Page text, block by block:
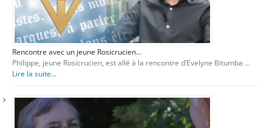
Rencontre avec un jeune Rosicrucien…
Philippe, jeune Rosicrucien, est allé à la rencontre d’Evelyne Bitumba …
Lire la suite...